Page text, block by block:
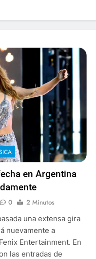
en Argentina
0
2 Minutos
una extensa gira
nuevamente a
Entertainment. En
las entradas de